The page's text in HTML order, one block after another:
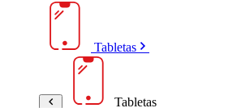
Tabletas
Tabletas